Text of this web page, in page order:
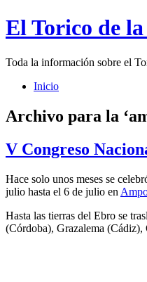
El Torico de
Toda la información sobre el
Inicio
Archivo para la
V Congreso
Hace solo unos meses se
julio hasta el 6 de julio en
Hasta las tierras del Ebro se
(Córdoba), Grazalema (Cádiz),